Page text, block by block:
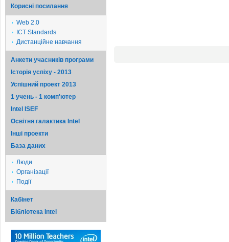
Корисні посилання
Web 2.0
ICT Standards
Дистанційне навчання
Анкети учасників програми
Історія успіху - 2013
Успішний проект 2013
1 учень - 1 комп'ютер
Intel ISEF
Освітня галактика Intel
Iншi проекти
База даних
Люди
Організації
Події
Кабінет
Бібліотека Intel